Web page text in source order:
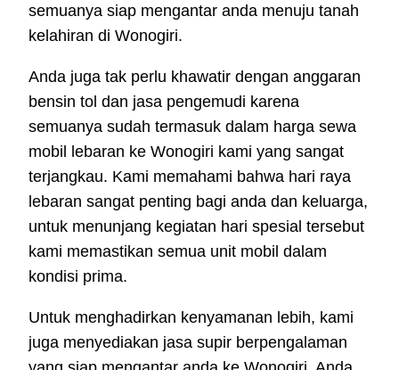
semuanya siap mengantar anda menuju tanah
kelahiran di Wonogiri.
Anda juga tak perlu khawatir dengan anggaran
bensin tol dan jasa pengemudi karena
semuanya sudah termasuk dalam harga sewa
mobil lebaran ke Wonogiri kami yang sangat
terjangkau. Kami memahami bahwa hari raya
lebaran sangat penting bagi anda dan keluarga,
untuk menunjang kegiatan hari spesial tersebut
kami memastikan semua unit mobil dalam
kondisi prima.
Untuk menghadirkan kenyamanan lebih, kami
juga menyediakan jasa supir berpengalaman